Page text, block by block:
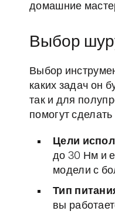
домашние
Выбор
Выбор
каких задач он
так и для
помогут
Цели
до 30 Нм и
модели с
Тип
вы